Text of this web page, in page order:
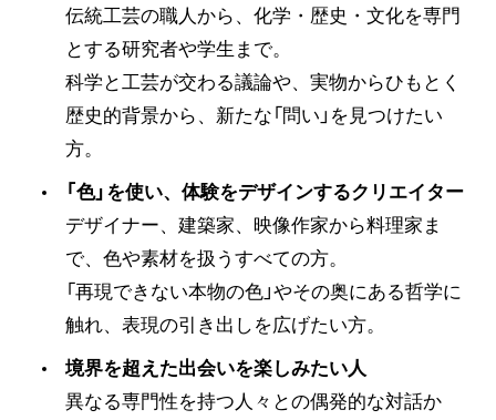
伝統工芸の職人から、化学・歴史・文化を専門
とする研究者や学生まで。
科学と工芸が交わる議論や、実物からひもとく
歴史的背景から、新たな「問い」を見つけたい
方。
「色」を使い、体験をデザインするクリエイター
デザイナー、建築家、映像作家から料理家ま
で、色や素材を扱うすべての方。
「再現できない本物の色」やその奥にある哲学に
触れ、表現の引き出しを広げたい方。
境界を超えた出会いを楽しみたい人
異なる専門性を持つ人々との偶発的な対話か